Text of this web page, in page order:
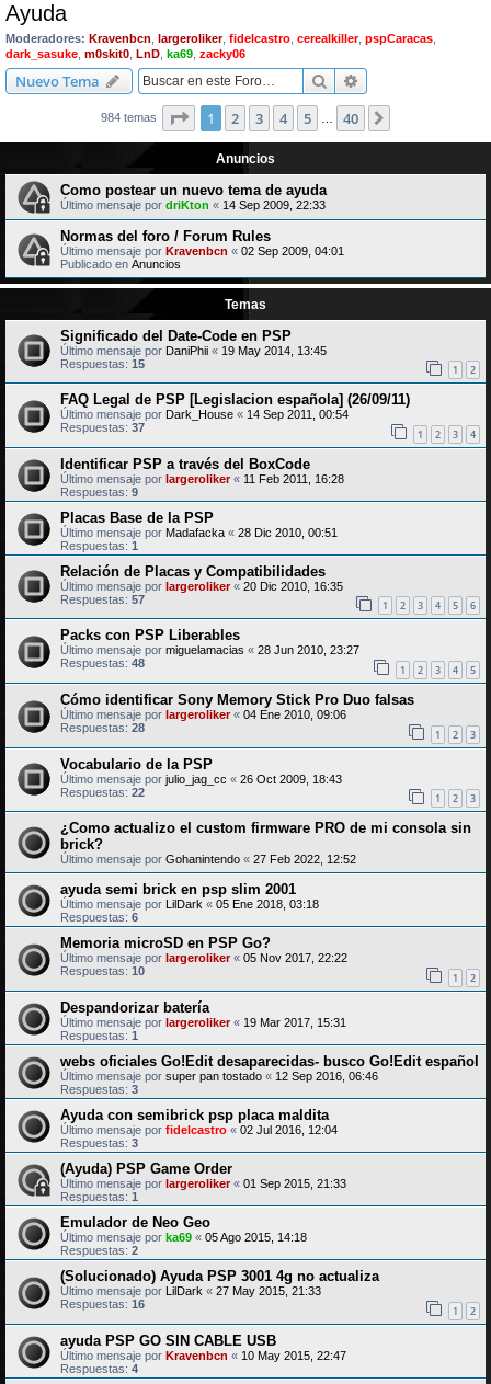
Ayuda
Moderadores: Kravenbcn largeroliker, fidelcastro cerealkiller, pspCaracas
dark_sasuke m0skit0 LnD ka69 zacky06
Nuevo Tema Buscar
984 temas Página de 40
1 2 3 4 5 40
Anuncios
Como postear un nuevo tema de ayuda
Último mensaje por driKton « 14 Sep 2009, 22:33
Normas del foro / Forum Rules
Último mensaje por Kravenbcn « 02 Sep 2009, 04:01
Publicado en Anuncios
Temas
Significado del Date-Code en PSP
Último mensaje por DaniPhii « 19 May 2014, 13:45
Respuestas: 15 1 2
FAQ Legal de PSP [Legislacion española] (26/09/11)
Último mensaje por Dark_House « 14 Sep 2011, 00:54
Respuestas: 37 1 2 3 4
Identificar PSP a través del BoxCode
Último mensaje por largeroliker« 11 Feb 2011, 16:28
Respuestas: 9
Placas Base de la PSP
Último mensaje por Madafacka « 28 Dic 2010, 00:51
Respuestas: 1
Relación de Placas y Compatibilidades
Último mensaje por largeroliker« 20 Dic 2010, 16:35
Respuestas: 57 1 2 3 4 5 6
Packs con PSP Liberables
Último mensaje por miguelamacias « 28 Jun 2010, 23:27
Respuestas: 48 1 2 3 4 5
Cómo identificar Sony Memory Stick Pro Duo falsas
Último mensaje por largeroliker« 04 Ene 2010, 09:06
Respuestas: 28 1 2 3
Vocabulario de la PSP
Último mensaje por julio_jag_cc « 26 Oct 2009, 18:43
Respuestas: 22 1 2 3
¿Como actualizo el custom firmware PRO de mi consola sin
brick?
Último mensaje por Gohanintendo « 27 Feb 2022, 12:52
ayuda semi brick en psp slim 2001
Último mensaje por LilDark « 05 Ene 2018, 03:18
Respuestas: 6
Memoria microSD en PSP Go?
Último mensaje por largeroliker« 05 Nov 2017, 22:22
Respuestas: 10 1 2
Despandorizar batería
Último mensaje por largeroliker« 19 Mar 2017, 15:31
Respuestas: 1
webs oficiales Go!Edit desaparecidas- busco Go!Edit español
Último mensaje por super pan tostado « 12 Sep 2016, 06:46
Respuestas: 3
Ayuda con semibrick psp placa maldita
Último mensaje por fidelcastro « 02 Jul 2016, 12:04
Respuestas: 3
(Ayuda) PSP Game Order
Último mensaje por largeroliker« 01 Sep 2015, 21:33
Respuestas: 1
Emulador de Neo Geo
Último mensaje por ka69 « 05 Ago 2015, 14:18
Respuestas: 2
(Solucionado) Ayuda PSP 3001 4g no actualiza
Último mensaje por LilDark « 27 May 2015, 21:33
Respuestas: 16 1 2
ayuda PSP GO SIN CABLE USB
Último mensaje por Kravenbcn « 10 May 2015, 22:47
Respuestas: 4